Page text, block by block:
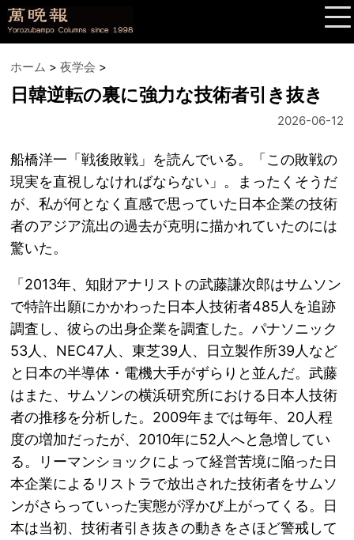
ホーム > 夜学会 >
日韓逆転の裏に強力な技術者引き抜き
2026-06-12
船橋洋一「戦後敗戦」を読んでいる。「この敗戦の
現実を直視しなければならない」。まったくそうだ
が、私が何となく直感で思っていた日本企業の技術
者のアジア流出の過去が克明に描かれていたのには
驚いた。
「2013年、知財アナリストの武藤謙次郎はサムソン
で特許出願にかかわった日本人技術者485人を追跡
調査し、彼らの出身企業を調査した。パナソニック
53人、NEC47人、東芝39人、日立製作所39人など
と日本の半導体・電機大手がずらりと並んだ。武藤
はまた、サムソンの横浜研究所における日本人技術
者の推移を分析した。2009年までは毎年、20人程
度の増加だったが、2010年に52人へと急増してい
る。リーマンショックによって経営苦境に陥った日
本企業によるリストラで放出された技術者をサムソ
ンがさらっていった実態が浮かび上がってくる。日
本は当初、技術者引き抜きの動きをさほど警戒して